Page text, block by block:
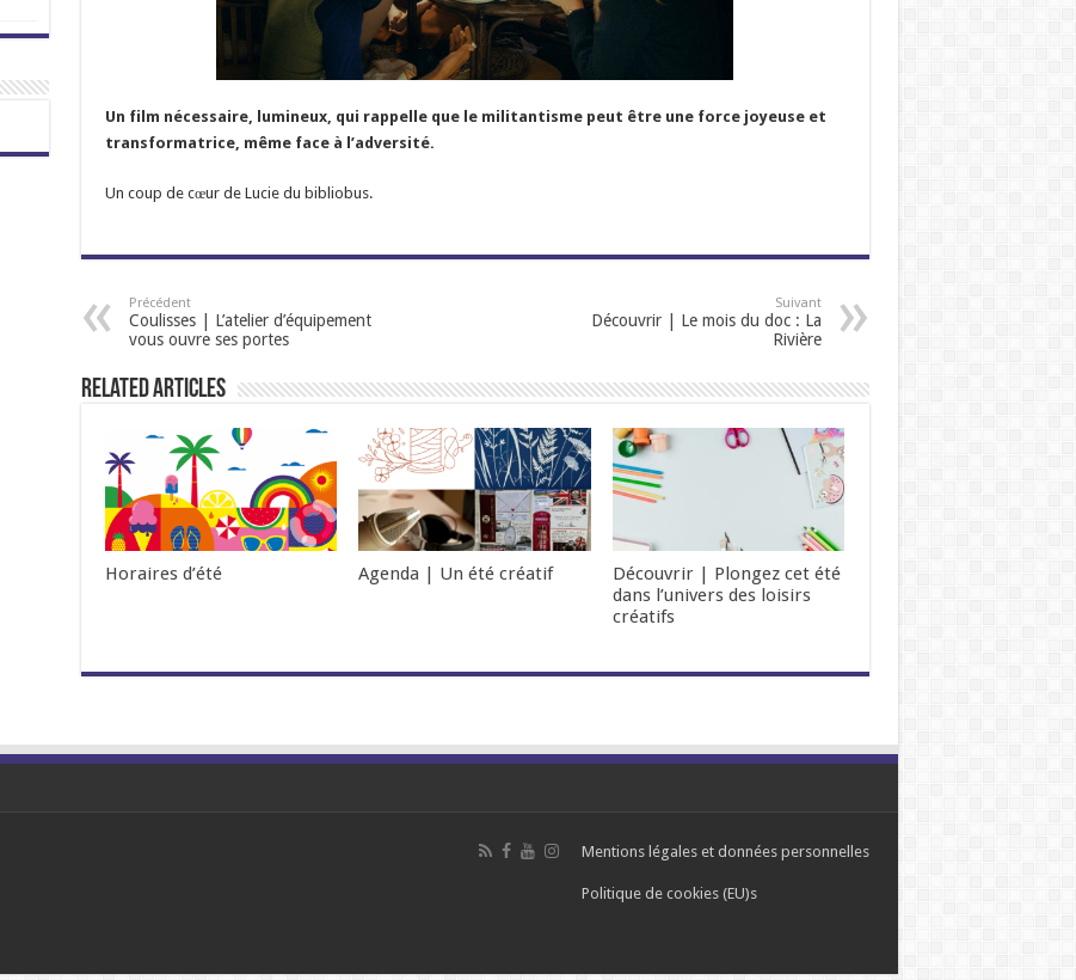
Un film nécessaire, lumineux, qui rappelle que le militantisme peut être une force joyeuse et
transformatrice, même face à l’adversité.
Un coup de cœur de Lucie du bibliobus.
Précédent
Coulisses | L’atelier d’équipement
vous ouvre ses portes
Suivant
Découvrir | Le mois du doc : La
Rivière
Related Articles
Horaires d’été Agenda | Un été créatif
Découvrir | Plongez cet été
dans l’univers des loisirs
créatifs
Mentions légales et données personnelles
Politique de cookies (EU)s